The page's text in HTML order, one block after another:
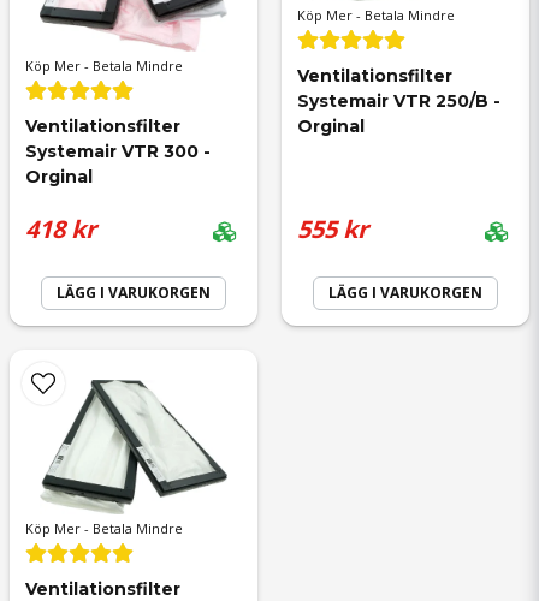
Skicka fråga
Köp Mer - Betala Mindre
Ventilationsfilter
Systemair VTR 300 -
Orginal
418 kr
LÄGG I VARUKORGEN
Köp Mer - Betala Mindre
Ventilationsfilter
Systemair VTR 250/B -
Orginal
555 kr
LÄGG I VARUKORGEN
Köp Mer - Betala Mindre
Ventilationsfilter